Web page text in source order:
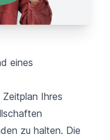
eines
Ihres
zu halten. Die